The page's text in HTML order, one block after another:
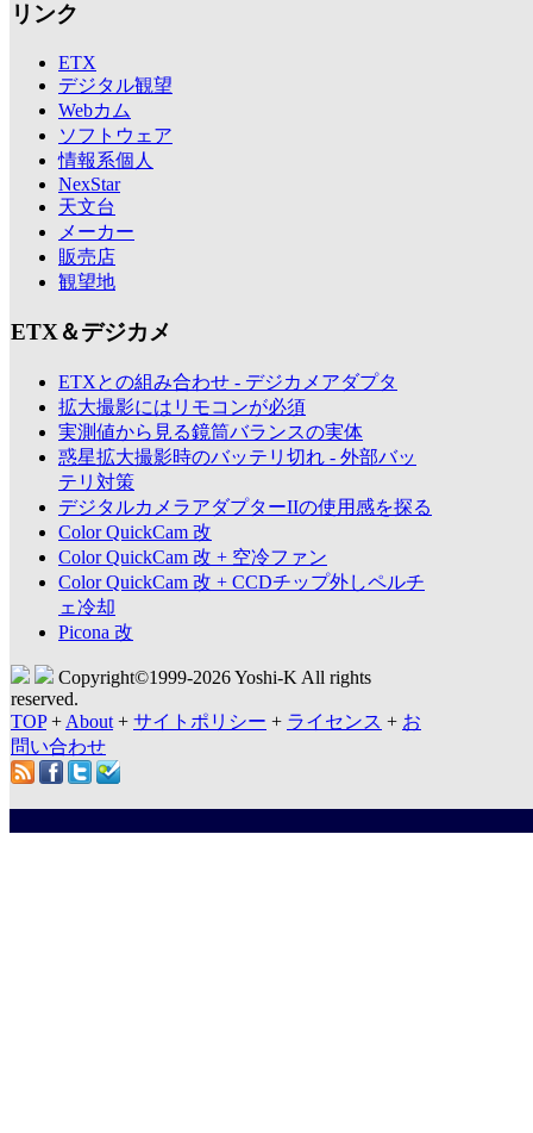
リンク
ETX
デジタル観望
Webカム
ソフトウェア
情報系個人
NexStar
天文台
メーカー
販売店
観望地
ETX＆デジカメ
ETXとの組み合わせ - デジカメアダプタ
拡大撮影にはリモコンが必須
実測値から見る鏡筒バランスの実体
惑星拡大撮影時のバッテリ切れ - 外部バッ
テリ対策
デジタルカメラアダプターIIの使用感を探る
Color QuickCam 改
Color QuickCam 改 + 空冷ファン
Color QuickCam 改 + CCDチップ外しペルチ
ェ冷却
Picona 改
Copyright©1999-2026 Yoshi-K All rights
reserved.
TOP+ About + サイトポリシー + ライセンス + お
問い合わせ